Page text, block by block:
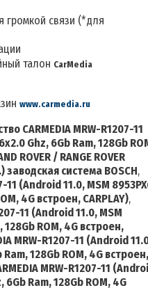
связи (*для
талон CarMedia
www.carmedia.ru
CARMEDIA MRW-R1207-11
Ghz, 6Gb Ram, 128Gb
ROVER / RANGE ROVER
заводская система BOSCH,
11 (Android 11.0, MSM
4G встроен, CARPLAY),
11 (Android 11.0, MSM
128Gb ROM, 4G встроен,
MRW-R1207-11 (Android
128Gb ROM, 4G встроен,
MRW-R1207-11
6Gb Ram, 128Gb ROM, 4G